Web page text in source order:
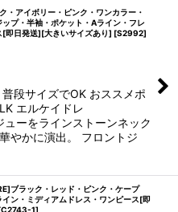
・アイボリー・ピンク・ワンカラー・
プ・半袖・ポケット・Aライン・フレ
[即日発送][大きいサイズあり] [S2992]
段サイズでOK おススメポ
エルケイドレ
ューをラインストーンネック
やかに演出。 フロントジ
ブラック・レッド・ピンク・ケープ
ン・ミディアムドレス・ワンピース[即
C2743-1]